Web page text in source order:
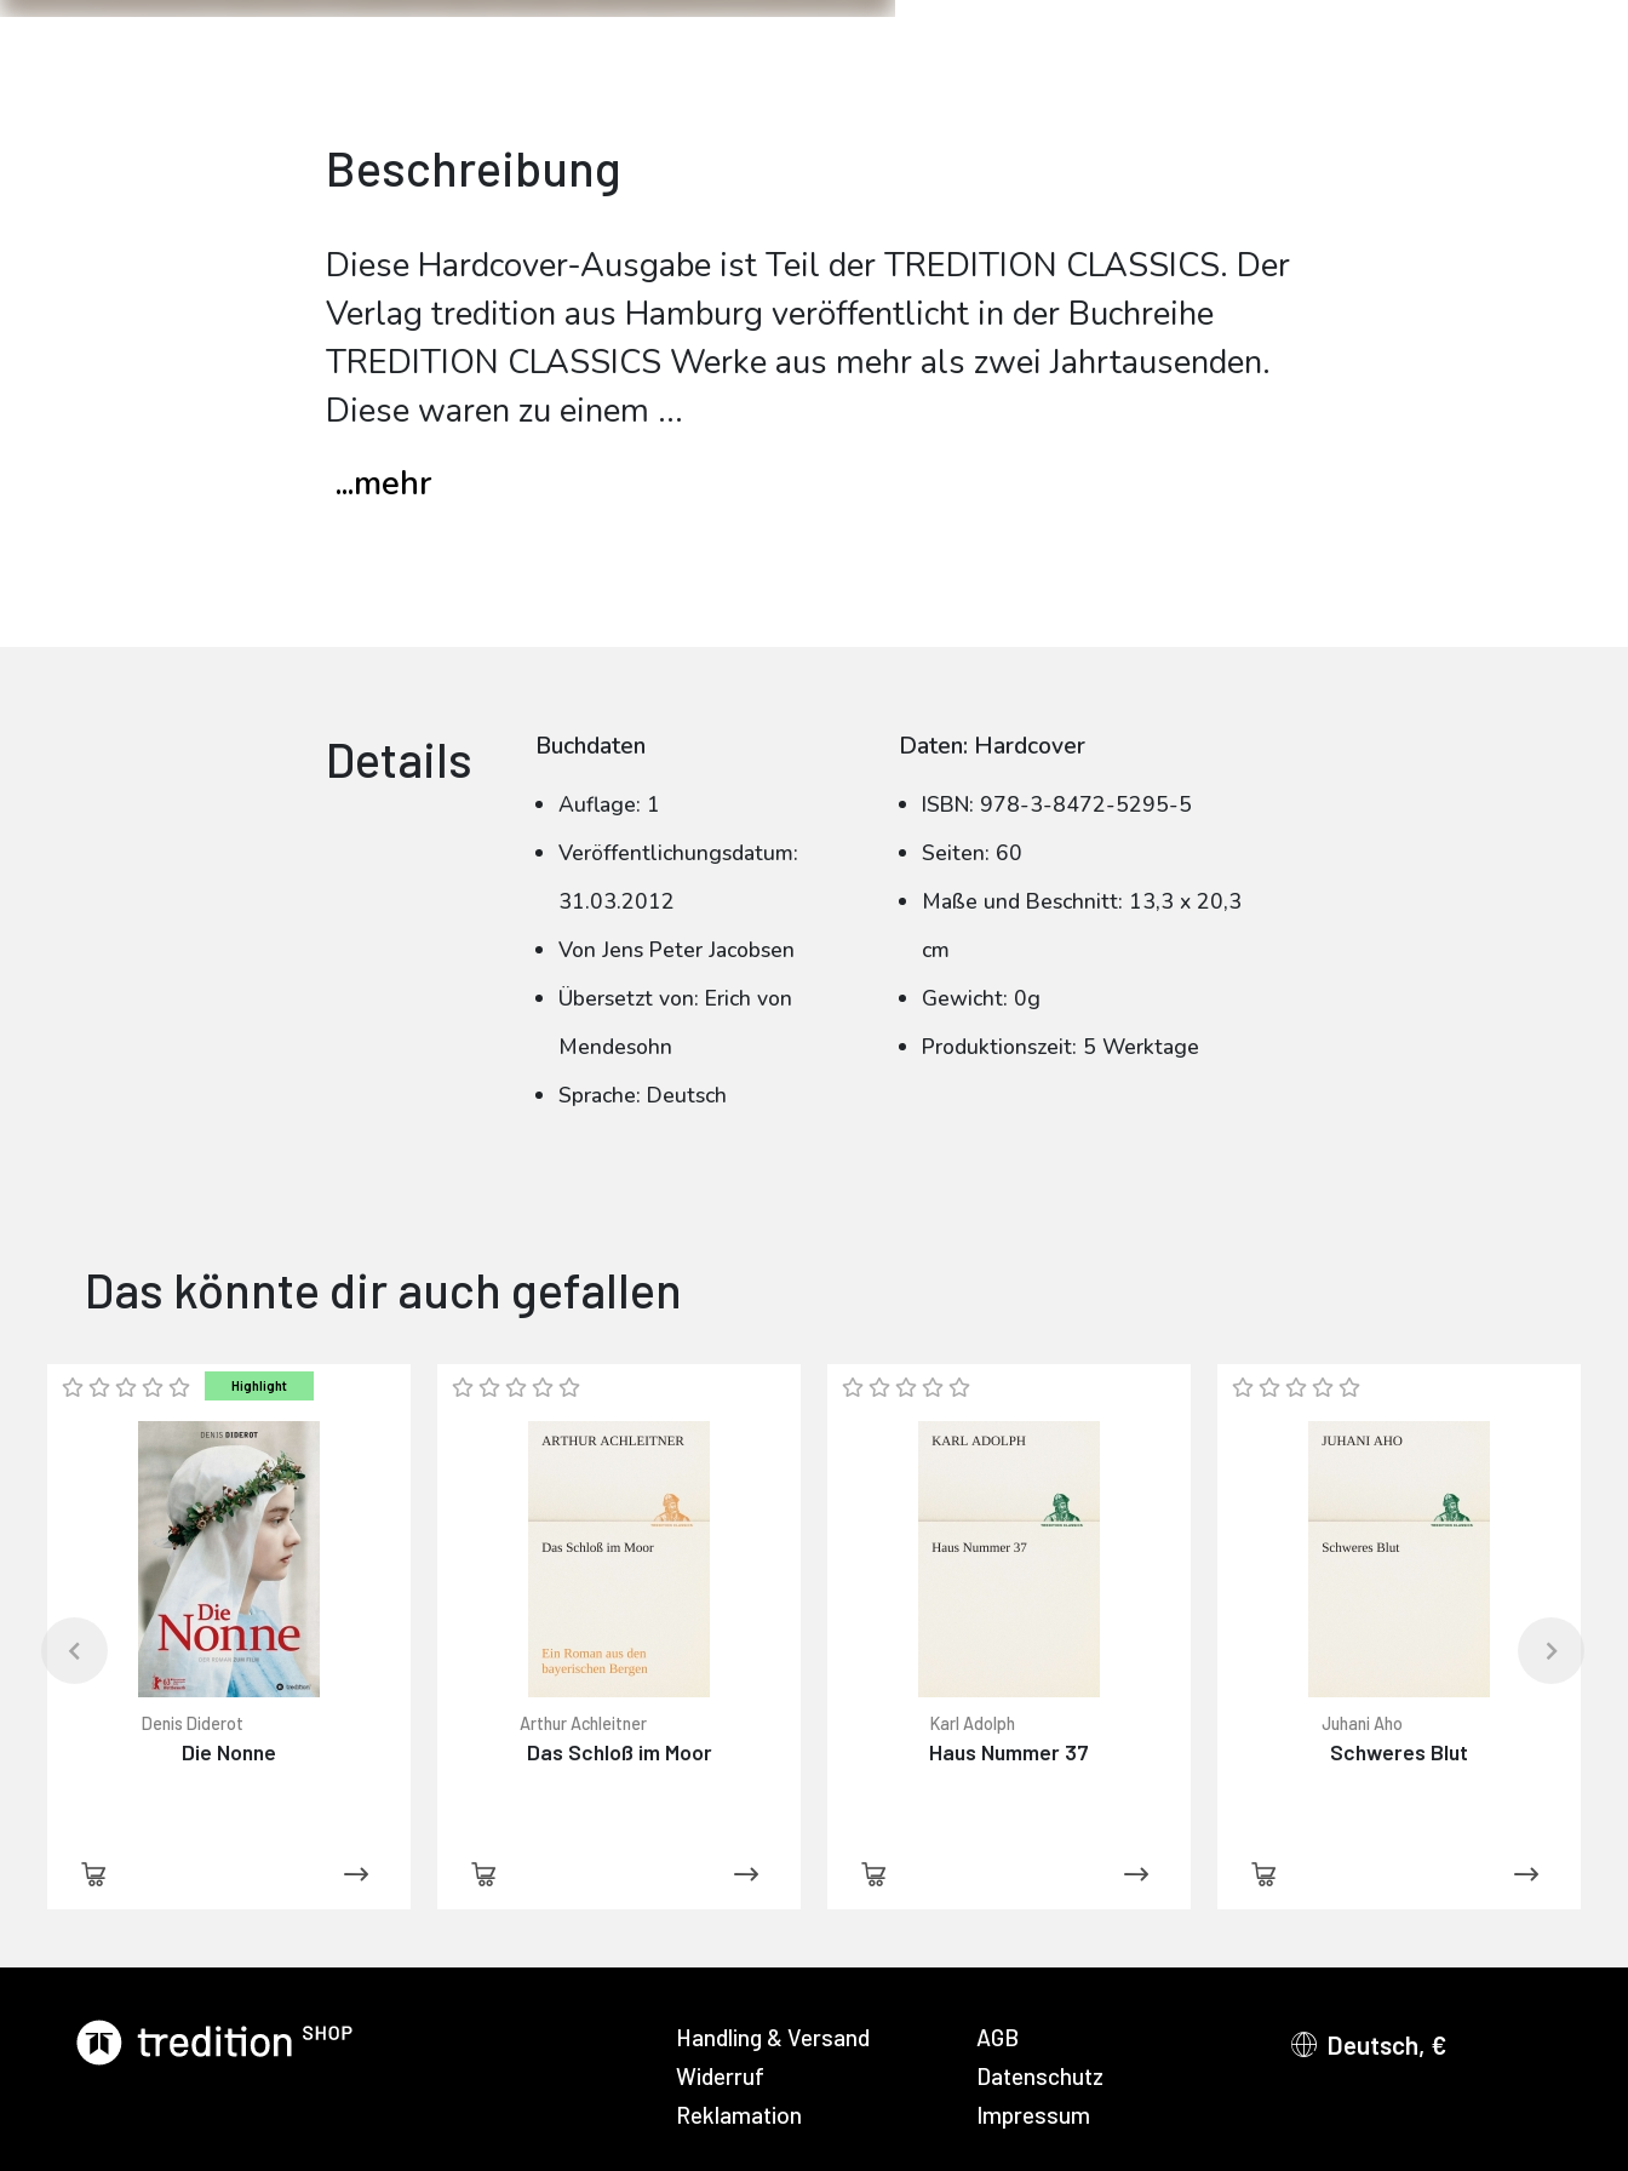
Beschreibung
Diese Hardcover-Ausgabe ist Teil der TREDITION CLASSICS. Der
Verlag tredition aus Hamburg veröffentlicht in der Buchreihe
TREDITION CLASSICS Werke aus mehr als zwei Jahrtausenden.
Diese waren zu einem ...
...mehr
Details Buchdaten
Auflage: 1
Veröffentlichungsdatum:
31.03.2012
Von Jens Peter Jacobsen
Übersetzt von: Erich von
Mendesohn
Sprache: Deutsch
Daten: Hardcover
ISBN: 978-3-8472-5295-5
Seiten: 60
Maße und Beschnitt: 13,3 x 20,3
cm
Gewicht: 0g
Produktionszeit: 5 Werktage
Das könnte dir auch gefallen
Highlight
Denis Diderot
Die Nonne
Arthur Achleitner
Das Schloß im Moor
Karl Adolph
Haus Nummer 37
Juhani Aho
Schweres Blut
Handling & Versand
Widerruf
Reklamation
AGB
Datenschutz
Impressum
Deutsch, €